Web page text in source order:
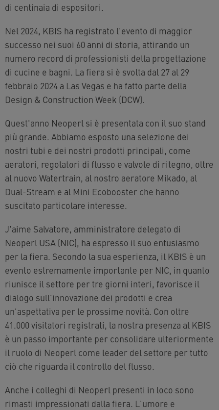
di centinaia di espositori.
Nel 2024, KBIS ha registrato l'evento di maggior
successo nei suoi 60 anni di storia, attirando un
numero record di professionisti della progettazione
di cucine e bagni. La fiera si è svolta dal 27 al 29
febbraio 2024 a Las Vegas e ha fatto parte della
Design & Construction Week (DCW).
Quest'anno Neoperl si è presentata con il suo stand
più grande. Abbiamo esposto una selezione dei
nostri tubi e dei nostri prodotti principali, come
aeratori, regolatori di flusso e valvole di ritegno, oltre
al nuovo Watertrain, al nostro aeratore Mikado, al
Dual-Stream e al Mini Ecobooster che hanno
suscitato particolare interesse.
J'aime Salvatore, amministratore delegato di
Neoperl USA (NIC), ha espresso il suo entusiasmo
per la fiera. Secondo la sua esperienza, il KBIS è un
evento estremamente importante per NIC, in quanto
riunisce il settore per tre giorni interi, favorisce il
dialogo sull'innovazione dei prodotti e crea
un'aspettativa per le prossime novità. Con oltre
41.000 visitatori registrati, la nostra presenza al KBIS
è un passo importante per consolidare ulteriormente
il ruolo di Neoperl come leader del settore per tutto
ciò che riguarda il controllo del flusso.
Anche i colleghi di Neoperl presenti in loco sono
rimasti impressionati dalla fiera. L'umore e